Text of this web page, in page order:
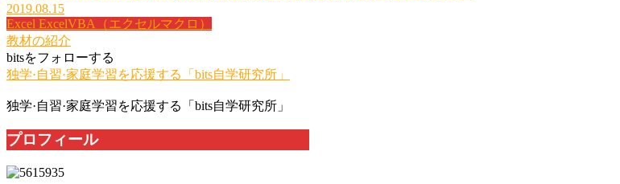
2019.08.15
Excel ExcelVBA（エクセルマクロ）
教材の紹介
bitsをフォローする
独学·自習·家庭学習を応援する「bits自学研究所」
独学·自習·家庭学習を応援する「bits自学研究所」
プロフィール